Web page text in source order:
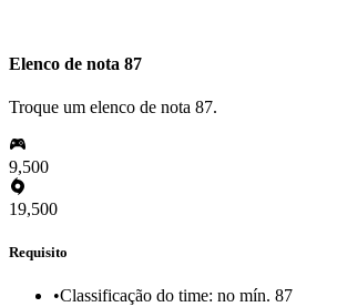
Elenco de nota 87
Troque um elenco de nota 87.
9,500
19,500
Requisito
•Classificação do time: no mín. 87